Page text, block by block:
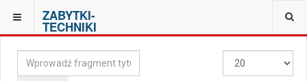
ZABYTKI-
TECHNIKI
JESTEŚ TUTAJ: LISTA TAGÓW
Wprowadź
fragment
Pokaż
#